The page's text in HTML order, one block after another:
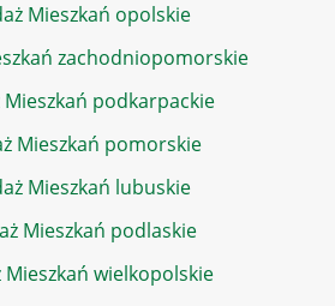
Mieszkań opolskie
zachodniopomorskie
Mieszkań podkarpackie
Mieszkań pomorskie
Mieszkań lubuskie
Mieszkań podlaskie
Mieszkań wielkopolskie